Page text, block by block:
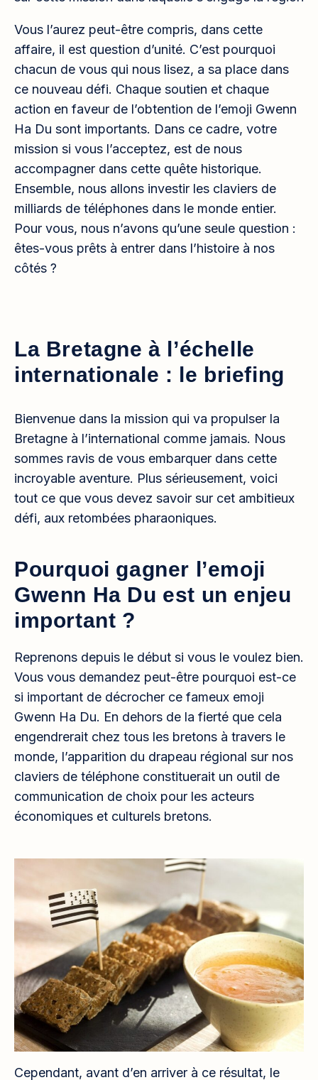
Vous l’aurez peut-être compris, dans cette
affaire, il est question d’unité. C’est pourquoi
chacun de vous qui nous lisez, a sa place dans
ce nouveau défi. Chaque soutien et chaque
action en faveur de l’obtention de l’emoji Gwenn
Ha Du sont importants. Dans ce cadre, votre
mission si vous l’acceptez, est de nous
accompagner dans cette quête historique.
Ensemble, nous allons investir les claviers de
milliards de téléphones dans le monde entier.
Pour vous, nous n’avons qu’une seule question :
êtes-vous prêts à entrer dans l’histoire à nos
côtés ?
La Bretagne à l’échelle
internationale : le briefing
Bienvenue dans la mission qui va propulser la
Bretagne à l’international comme jamais. Nous
sommes ravis de vous embarquer dans cette
incroyable aventure. Plus sérieusement, voici
tout ce que vous devez savoir sur cet ambitieux
défi, aux retombées pharaoniques.
Pourquoi gagner l’emoji
Gwenn Ha Du est un enjeu
important ?
Reprenons depuis le début si vous le voulez bien.
Vous vous demandez peut-être pourquoi est-ce
si important de décrocher ce fameux emoji
Gwenn Ha Du. En dehors de la fierté que cela
engendrerait chez tous les bretons à travers le
monde, l’apparition du drapeau régional sur nos
claviers de téléphone constituerait un outil de
communication de choix pour les acteurs
économiques et culturels bretons.
Cependant, avant d’en arriver à ce résultat, le